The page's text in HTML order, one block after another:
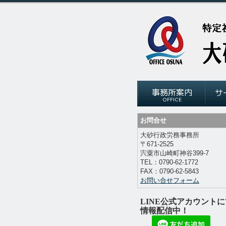
お問合せ
大砂行政労務事務所
〒671-2525
宍粟市山崎町神谷399-7
TEL： 0790-62-1772
FAX： 0790-62-5843
お問い合せフォーム
LINE公式アカウントに
情報配信中！